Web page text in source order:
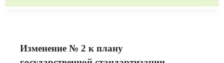
Изменение № 2 к плану